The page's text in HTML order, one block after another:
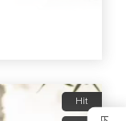
Hit